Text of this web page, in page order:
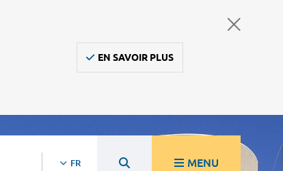
EN SAVOIR PLUS
FR MENU